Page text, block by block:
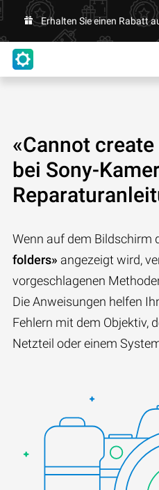
Erhalten Sie einen Rabatt
«Cannot
bei Sony-
Wenn auf dem Bildschirm
folders» angezeigt wird,
vorgeschlagenen
Die Anweisungen helfen
Fehlern mit dem Objektiv,
Netzteil oder einem